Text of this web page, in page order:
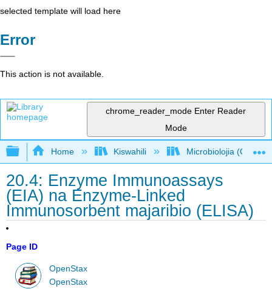
selected template will load here
Error
This action is not available.
chrome_reader_mode Enter Reader
Mode
Expand/collapse global hierarchy
Home Kiswahili Microbiolojia
20.4: Enzyme Immunoassays
(EIA) na Enzyme-Linked
Immunosorbent majaribio (ELISA)
Page ID
OpenStax
OpenStax